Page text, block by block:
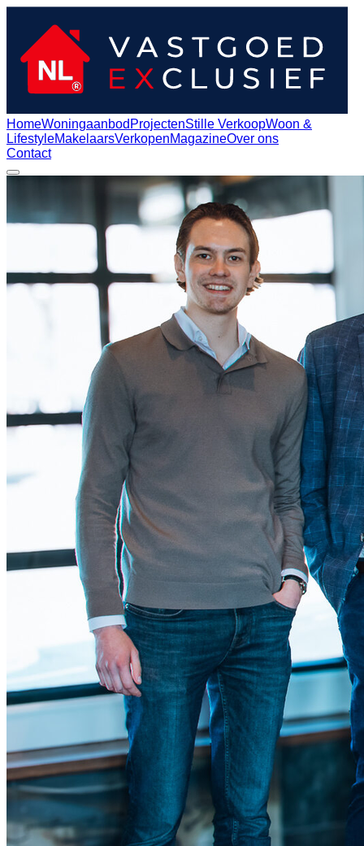
HomeWoningaanbod ProjectenStille VerkoopWoon &
LifestyleMakelaarsVerkopenMagazineOver ons
Contact